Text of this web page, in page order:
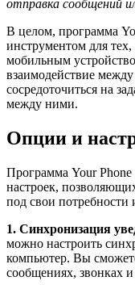
отправка сообщений
В целом, программа
инструментом для
мобильным
взаимодействие
сосредоточиться на
между ними.
Опции и
Программа Your Phone
настроек,
под свои потребности
1. Синхронизация
можно настроить
компьютер. Вы
сообщениях, звонках